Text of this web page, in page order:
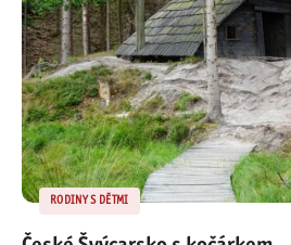
RODINY S DĚTMI